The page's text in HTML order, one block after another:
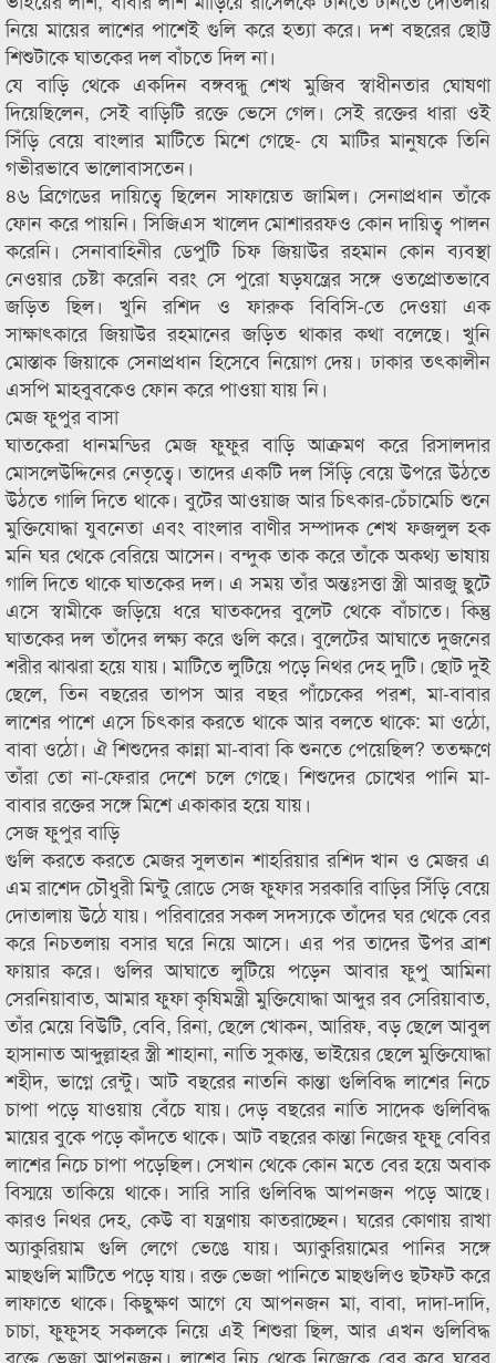
নিয়ে মায়ের লাশের পাশেই গুলি করে হত্যা করে। দশ বছরের ছোট্ট
শিশুটাকে ঘাতকের দল বাঁচতে দিল না।
যে বাড়ি থেকে একদিন বঙ্গবন্ধু শেখ মুজিব স্বাধীনতার ঘোষণা
দিয়েছিলেন, সেই বাড়িটি রক্তে ভেসে গেল। সেই রক্তের ধারা ওই
সিঁড়ি বেয়ে বাংলার মাটিতে মিশে গেছে- যে মাটির মানুষকে তিনি
গভীরভাবে ভালোবাসতেন।
৪৬ ব্রিগেডের দায়িত্বে ছিলেন সাফায়েত জামিল। সেনাপ্রধান তাঁকে
ফোন করে পায়নি। সিজিএস খালেদ মোশাররফও কোন দায়িত্ব পালন
করেনি। সেনাবাহিনীর ডেপুটি চিফ জিয়াউর রহমান কোন ব্যবস্থা
নেওয়ার চেষ্টা করেনি বরং সে পুরো ষড়যন্ত্রের সঙ্গে ওতপ্রোতভাবে
জড়িত ছিল। খুনি রশিদ ও ফারুক বিবিসি-তে দেওয়া এক
সাক্ষাৎকারে জিয়াউর রহমানের জড়িত থাকার কথা বলেছে। খুনি
মোস্তাক জিয়াকে সেনাপ্রধান হিসেবে নিয়োগ দেয়। ঢাকার তৎকালীন
এসপি মাহবুবকেও ফোন করে পাওয়া যায় নি।
মেজ ফুপুর বাসা
ঘাতকেরা ধানমন্ডির মেজ ফুফুর বাড়ি আক্রমণ করে রিসালদার
মোসলেউদ্দিনের নেতৃত্বে। তাদের একটি দল সিঁড়ি বেয়ে উপরে উঠতে
উঠতে গালি দিতে থাকে। বুটের আওয়াজ আর চিৎকার-চেঁচামেচি শুনে
মুক্তিযোদ্ধা যুবনেতা এবং বাংলার বাণীর সম্পাদক শেখ ফজলুল হক
মনি ঘর থেকে বেরিয়ে আসেন। বন্দুক তাক করে তাঁকে অকথ্য ভাষায়
গালি দিতে থাকে ঘাতকের দল। এ সময় তাঁর অন্তঃসত্তা স্ত্রী আরজু ছুটে
এসে স্বামীকে জড়িয়ে ধরে ঘাতকদের বুলেট থেকে বাঁচাতে। কিন্তু
ঘাতকের দল তাঁদের লক্ষ্য করে গুলি করে। বুলেটের আঘাতে দুজনের
শরীর ঝাঝরা হয়ে যায়। মাটিতে লুটিয়ে পড়ে নিথর দেহ দুটি। ছোট দুই
ছেলে, তিন বছরের তাপস আর বছর পাঁচেকের পরশ, মা-বাবার
লাশের পাশে এসে চিৎকার করতে থাকে আর বলতে থাকে: মা ওঠো,
বাবা ওঠো। ঐ শিশুদের কান্না মা-বাবা কি শুনতে পেয়েছিল? ততক্ষণে
তাঁরা তো না-ফেরার দেশে চলে গেছে। শিশুদের চোখের পানি মা-
বাবার রক্তের সঙ্গে মিশে একাকার হয়ে যায়।
সেজ ফুপুর বাড়ি
গুলি করতে করতে মেজর সুলতান শাহরিয়ার রশিদ খান ও মেজর এ
এম রাশেদ চৌধুরী মিন্টু রোডে সেজ ফুফার সরকারি বাড়ির সিঁড়ি বেয়ে
দোতালায় উঠে যায়। পরিবারের সকল সদস্যকে তাঁদের ঘর থেকে বের
করে নিচতলায় বসার ঘরে নিয়ে আসে। এর পর তাদের উপর ব্রাশ
ফায়ার করে। গুলির আঘাতে লুটিয়ে পড়েন আবার ফুপু আমিনা
সেরনিয়াবাত, আমার ফুফা কৃষিমন্ত্রী মুক্তিযোদ্ধা আব্দুর রব সেরিয়াবাত,
তাঁর মেয়ে বিউটি, বেবি, রিনা, ছেলে খোকন, আরিফ, বড় ছেলে আবুল
হাসানাত আব্দুল্লাহর স্ত্রী শাহানা, নাতি সুকান্ত, ভাইয়ের ছেলে মুক্তিযোদ্ধা
শহীদ, ভাগ্নে রেন্টু। আট বছরের নাতনি কান্তা গুলিবিদ্ধ লাশের নিচে
চাপা পড়ে যাওয়ায় বেঁচে যায়। দেড় বছরের নাতি সাদেক গুলিবিদ্ধ
মায়ের বুকে পড়ে কাঁদতে থাকে। আট বছরের কান্তা নিজের ফুফু বেবির
লাশের নিচে চাপা পড়েছিল। সেখান থেকে কোন মতে বের হয়ে অবাক
বিস্ময়ে তাকিয়ে থাকে। সারি সারি গুলিবিদ্ধ আপনজন পড়ে আছে।
কারও নিথর দেহ, কেউ বা যন্ত্রণায় কাতরাচ্ছেন। ঘরের কোণায় রাখা
অ্যাকুরিয়াম গুলি লেগে ভেঙে যায়। অ্যাকুরিয়ামের পানির সঙ্গে
মাছগুলি মাটিতে পড়ে যায়। রক্ত ভেজা পানিতে মাছগুলিও ছটফট করে
লাফাতে থাকে। কিছুক্ষণ আগে যে আপনজন মা, বাবা, দাদা-দাদি,
চাচা, ফুফুসহ সকলকে নিয়ে এই শিশুরা ছিল, আর এখন গুলিবিদ্ধ
রক্তে ভেজা আপনজন। লাশের নিচ থেকে নিজেকে বের করে ঘরের